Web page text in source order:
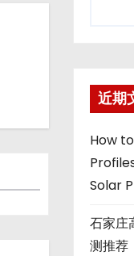
近期
How
Solar
石家庄
测推荐